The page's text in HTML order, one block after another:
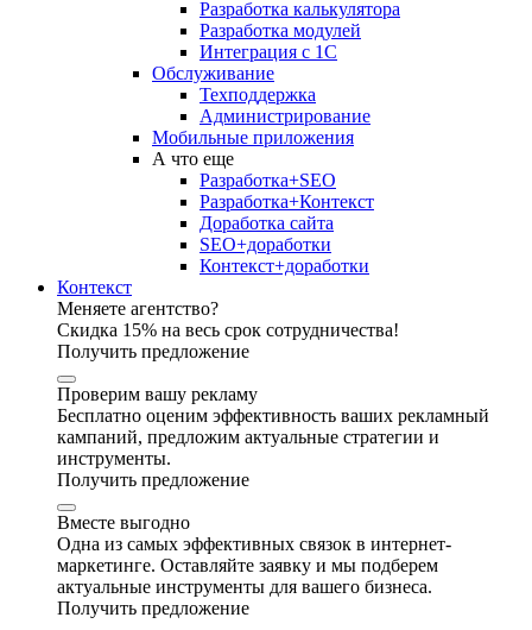
Разработка калькулятора
Разработка модулей
Интеграция с 1С
Обслуживание
Техподдержка
Администрирование
Мобильные приложения
А что еще
Разработка+SEO
Разработка+Контекст
Доработка сайта
SEO+доработки
Контекст+доработки
Контекст
Меняете агентство?
Скидка 15% на весь срок сотрудничества!
Получить предложение
Проверим вашу рекламу
Бесплатно оценим эффективность ваших рекламный
кампаний, предложим актуальные стратегии и
инструменты.
Получить предложение
Вместе выгодно
Одна из самых эффективных связок в интернет-
маркетинге. Оставляйте заявку и мы подберем
актуальные инструменты для вашего бизнеса.
Получить предложение